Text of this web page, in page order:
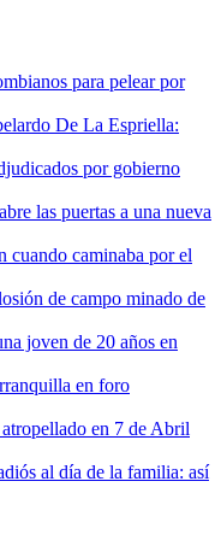
para pelear por
De La Espriella:
por gobierno
las puertas a una nueva
cuando caminaba por el
de campo minado de
joven de 20 años en
en foro
en 7 de Abril
al día de la familia: así